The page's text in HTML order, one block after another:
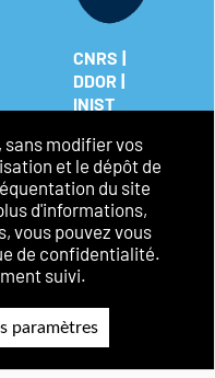
CNRS |
DDOR |
INIST
Mentions
légales
Politique de
confidentialité
Accessibilité
modifier vos
et le dépôt de
du site
d'informations,
vous pouvez vous
de confidentialité.
suivi.
paramètres